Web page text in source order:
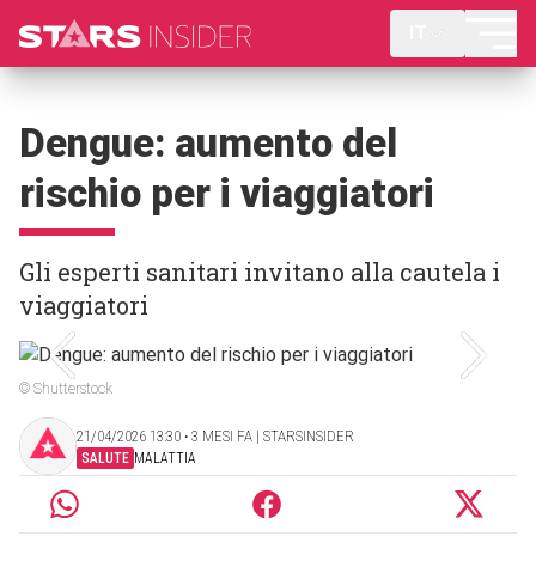
Dengue: aumento del
rischio per i viaggiatori
Gli esperti sanitari invitano alla cautela i
viaggiatori
© Shutterstock
21/04/2026 13:30 ‧ 3 MESI FA | STARSINSIDER
SALUTE MALATTIA